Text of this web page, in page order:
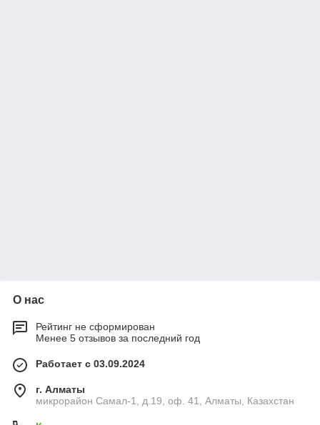
О нас
Рейтинг не сформирован
Менее 5 отзывов за последний год
Работает с 03.09.2024
г. Алматы
микрорайон Самал-1, д.19, оф. 41, Алматы, Казахстан